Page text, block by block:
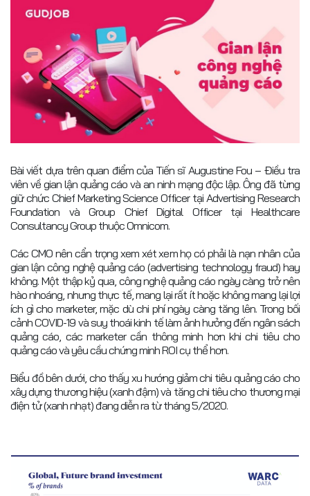
Bài viết dựa trên quan điểm của Tiến sĩ Augustine Fou – Điều tra
viên về gian lận quảng cáo và an ninh mạng độc lập. Ông đã từng
giữ chức Chief Marketing Science Officer tại Advertising Research
Foundation và Group Chief Digital Officer tại Healthcare
Consultancy Group thuộc Omnicom.
Các CMO nên cẩn trọng xem xét xem họ có phải là nạn nhân của
gian lận công nghệ quảng cáo (advertising technology fraud) hay
không. Một thập kỷ qua, công nghệ quảng cáo ngày càng trở nên
hào nhoáng, nhưng thực tế, mang lại rất ít hoặc không mang lại lợi
ích gì cho marketer, mặc dù chi phí ngày càng tăng lên. Trong bối
cảnh COVID-19 và suy thoái kinh tế làm ảnh hưởng đến ngân sách
quảng cáo, các marketer cần thông minh hơn khi chi tiêu cho
quảng cáo và yêu cầu chứng minh ROI cụ thể hơn.
Biểu đồ bên dưới, cho thấy xu hướng giảm chi tiêu quảng cáo cho
xây dựng thương hiệu (xanh đậm) và tăng chi tiêu cho thương mại
điện tử (xanh nhạt) đang diễn ra từ tháng 5/2020.